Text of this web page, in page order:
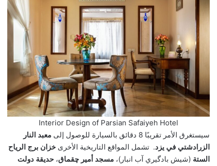
Interior Design of Parsian Safaiyeh Hotel
سيستغرق الأمر تقريبًا 8 دقائق بالسيارة للوصول إلى
معبد النار
الزرادشتي في يزد. تشمل المواقع التاريخية الأخرى خزان برج الرياح
الستة (شیش بادگيري آب انبار)، مسجد أمير چقماق، حديقة دولت